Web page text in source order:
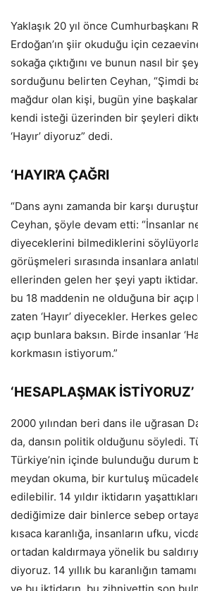
Yaklaşık 20 yıl önce Cumhurbaşkanı
Erdoğan’ın şiir okuduğu için
sokağa çıktığını ve bunun nasıl bir
sorduğunu belirten Ceyhan, “Şimdi
mağdur olan kişi, bugün yine
kendi isteği üzerinden bir şeyleri
‘Hayır’ diyoruz” dedi.
‘HAYIR’A ÇAĞRI
“Dans aynı zamanda bir karşı
Ceyhan, şöyle devam etti: “İnsanlar
diyeceklerini bilmediklerini
görüşmeleri sırasında insanlara
ellerinden gelen her şeyi yaptı
bu 18 maddenin ne olduğuna bir
zaten ‘Hayır’ diyecekler. Herkes
açıp bunlara baksın. Birde insanlar
korkmasın istiyorum.”
‘HESAPLAŞMAK İSTİYORUZ’
2000 yılından beri dans ile uğrasan
da, dansın politik olduğunu söyledi.
Türkiye’nin içinde bulunduğu durum
meydan okuma, bir kurtuluş
edilebilir. 14 yıldır iktidarın
dediğimize dair binlerce sebep
kısaca karanlığa, insanların ufku,
ortadan kaldırmaya yönelik bu
diyoruz. 14 yıllık bu karanlığın